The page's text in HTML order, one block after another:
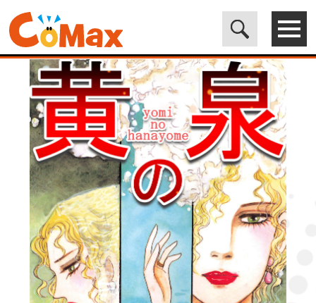
電子書籍マンガ CoMax(コマックス)公式サイト - 株式会社ICE>
LEGEND> 黄泉の花嫁